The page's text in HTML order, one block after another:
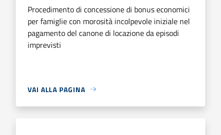
Procedimento di concessione di bonus economici
per famiglie con morosità incolpevole iniziale nel
pagamento del canone di locazione da episodi
imprevisti
VAI ALLA PAGINA